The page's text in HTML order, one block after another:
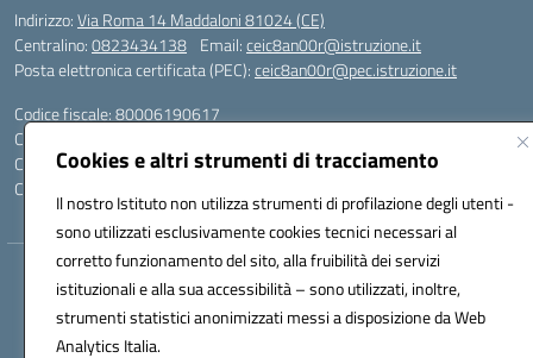
Cookies e altri strumenti di tracciamento
Il nostro Istituto non utilizza strumenti di profilazione degli utenti -
sono utilizzati esclusivamente cookies tecnici necessari al
corretto funzionamento del sito, alla fruibilità dei servizi
istituzionali e alla sua accessibilità – sono utilizzati, inoltre,
strumenti statistici anonimizzati messi a disposizione da Web
Analytics Italia.
Indirizzo:Via Roma 14 Maddaloni 81024 (CE)
Centralino:0823434138 Email:ceic8an00r@istruzione.it
Posta elettronica certificata (PEC):ceic8an00r@pec.istruzione.it
Codice fiscale: 80006190617
Codice meccanografico:
Codice Indice delle Pubbliche Amministrazioni (IPA): icmvce
Codice unico di fatturazione (CUF): UFORSV
Hosting & Powered by 3D Solution S.r.l.
Concept & Design by Designers Italia